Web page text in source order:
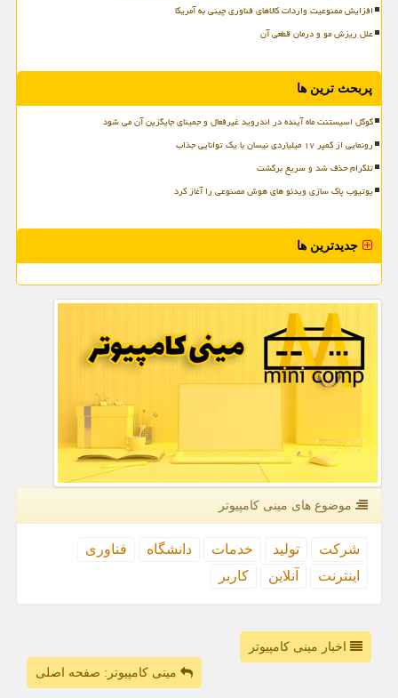
افزایش ممنوعیت واردات کالاهای فناوری چینی به آمریکا
علل ریزش مو و درمان قطعی آن
پربحث ترین ها
گوگل اسیستنت ماه آینده در اندروید غیرفعال و جمینای جایگزین آن می شود
رونمایی از کمپر ۱۷ میلیاردی نیسان با یک توانایی جذاب
تلگرام حذف شد و سریع برگشت
یوتیوب پاک سازی ویدئو های هوش مصنوعی را آغاز کرد
جدیدترین ها
موضوع های مینی كامپیوتر
شركت تولید خدمات دانشگاه
فناوری
اینترنت
آنلاین كاربر
اخبار مینی کامپیوتر
مینی کامپیوتر: صفحه اصلی